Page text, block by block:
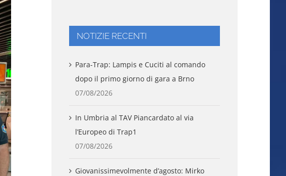
NOTIZIE RECENTI
Para-Trap: Lampis e Cuciti al comando
dopo il primo giorno di gara a Brno
07/08/2026
In Umbria al TAV Piancardato al via
l’Europeo di Trap1
07/08/2026
Giovanissimevolmente d’agosto: Mirko